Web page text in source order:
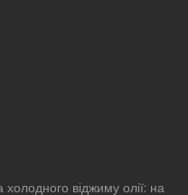
віджиму олії: на